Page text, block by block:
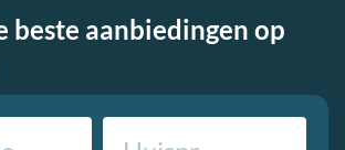
beste aanbiedingen op